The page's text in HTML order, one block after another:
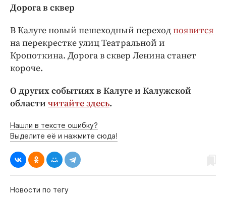
Дорога в сквер
В Калуге новый пешеходный переходпоявится
на перекрестке улиц Театральной и
Кропоткина. Дорога в сквер Ленина станет
короче.
О других событиях в Калуге и Калужской
области читайте здесь.
Нашли в тексте ошибку?
Выделите её и нажмите сюда!
Новости по тегу